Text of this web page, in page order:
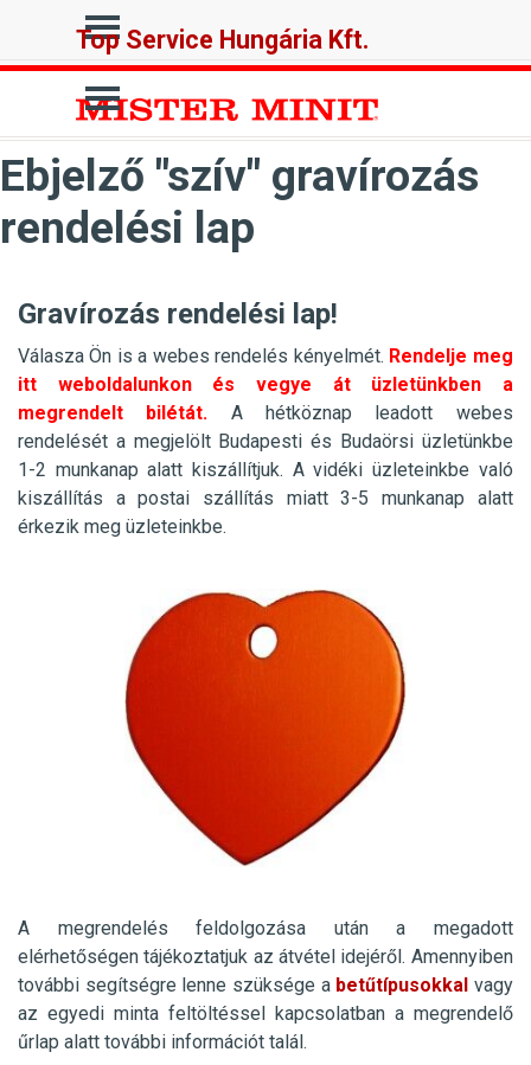
Ugrás a menüre
Top Service Hungária Kft.
Ugrás a menüre
Ebjelző "szív" gravírozás
rendelési lap
Gravírozás rendelési lap!
Válasza Ön is a webes rendelés kényelmét. Rendelje meg
itt weboldalunkon és vegye át üzletünkben a
megrendelt bilétát.
A hétköznap leadott webes
rendelését a megjelölt Budapesti és Budaörsi üzletünkbe
1-2 munkanap alatt kiszállítjuk. A vidéki üzleteinkbe való
kiszállítás a postai szállítás miatt 3-5 munkanap alatt
érkezik meg üzleteinkbe.
A megrendelés feldolgozása után a megadott
elérhetőségen tájékoztatjuk az átvétel idejéről. Amennyiben
további segítségre lenne szüksége a betűtípusokkal vagy
az egyedi minta feltöltéssel kapcsolatban a megrendelő
űrlap alatt további információt talál.